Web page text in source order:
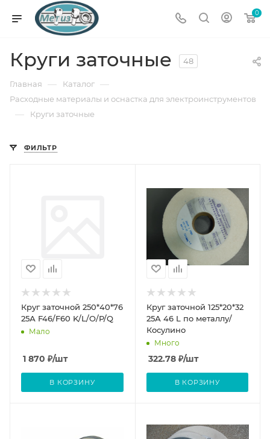
0
Круги заточные 48
Главная — Каталог —
Расходные материалы и оснастка для электроинструментов
— Круги заточные
ФИЛЬТР
Круг заточной 250*40*76
25А F46/F60 K/L/O/P/Q
Мало
1 870 ₽/шт
В КОРЗИНУ
Круг заточной 125*20*32
25А 46 L по металлу/
Косулино
Много
322.78₽/шт
В КОРЗИНУ